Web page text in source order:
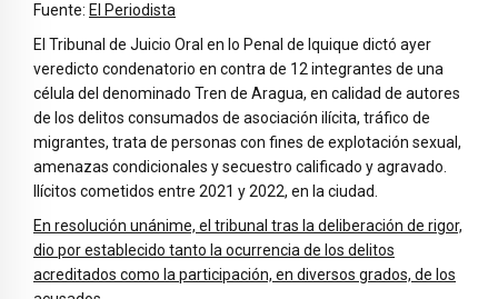
Fuente: El Periodista
El Tribunal de Juicio Oral en lo Penal de Iquique dictó ayer
veredicto condenatorio en contra de 12 integrantes de una
célula del denominado Tren de Aragua, en calidad de autores
de los delitos consumados de asociación ilícita, tráfico de
migrantes, trata de personas con fines de explotación sexual,
amenazas condicionales y secuestro calificado y agravado.
Ilícitos cometidos entre 2021 y 2022, en la ciudad.
En resolución unánime, el tribunal tras la deliberación de rigor,
dio por establecido tanto la ocurrencia de los delitos
acreditados como la participación, en diversos grados, de los